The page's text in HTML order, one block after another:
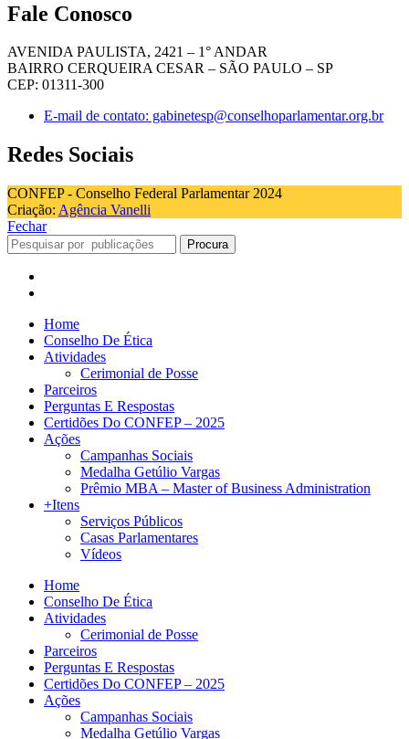
Fale Conosco
AVENIDA PAULISTA, 2421 – 1° ANDAR
BAIRRO CERQUEIRA CESAR – SÃO PAULO – SP
CEP: 01311-300
E-mail de contato: gabinetesp@conselhoparlamentar.org.br
Redes Sociais
CONFEP - Conselho Federal Parlamentar 2024
Criação: Agência Vanelli
Fechar
Procura
Home
Conselho De Ética
Atividades
Cerimonial de Posse
Parceiros
Perguntas E Respostas
Certidões Do CONFEP – 2025
Ações
Campanhas Sociais
Medalha Getúlio Vargas
Prêmio MBA – Master of Business Administration
+Itens
Serviços Públicos
Casas Parlamentares
Vídeos
Home
Conselho De Ética
Atividades
Cerimonial de Posse
Parceiros
Perguntas E Respostas
Certidões Do CONFEP – 2025
Ações
Campanhas Sociais
Medalha Getúlio Vargas